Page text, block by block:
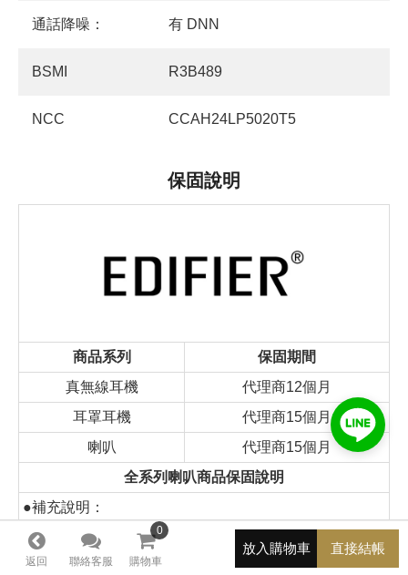
返回 聯絡客服
0
購物車
直接結帳
放入購物車
通話降噪： 有 DNN
BSMI R3B489
NCC CCAH24LP5020T5
保固說明
商品系列
保固期間
真無線耳機
代理商12個月
耳罩耳機
代理商15個月
喇叭
代理商15個月
全系列喇叭商品保固說明
●補充說明：
Edifier 全系列喇叭享有代理商保固一年，並且過保後享有
付費維修之服務。
0